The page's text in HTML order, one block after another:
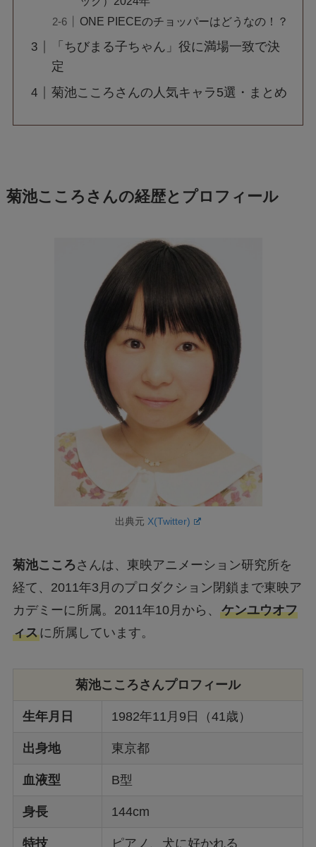
ONE PIECEのチョッパーはどうなの！？
「ちびまる子ちゃん」役に満場一致で決
定
菊池こころさんの人気キャラ5選・まとめ
菊池こころさんの経歴とプロフィール
出典元 X(Twitter)
菊池こころさんは、東映アニメーション研究所を
経て、2011年3月のプロダクション閉鎖まで東映ア
カデミーに所属。2011年10月から、 ケンユウオフ
ィスに所属しています。
菊池こころさんプロフィール
生年月日 1982年11月9日（41歳）
出身地 東京都
血液型 B型
身長 144cm
特技 ピアノ、犬に好かれる